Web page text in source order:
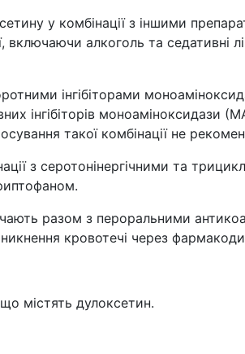
у комбінації з іншими
алкоголь та седативні
інгібіторами
інгібіторів моноаміноксидази
такої комбінації не
з серотонінергічними та
разом з пероральними
кровотечі через
містять дулоксетин.